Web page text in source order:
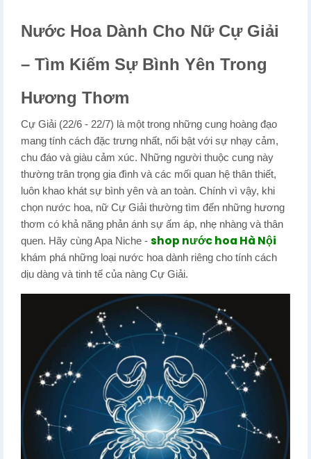
Nước Hoa Dành Cho Nữ Cự Giải
– Tìm Kiếm Sự Bình Yên Trong
Hương Thơm
Cự Giải (22/6 - 22/7) là một trong những cung hoàng đạo
mang tính cách đặc trưng nhất, nổi bật với sự nhạy cảm,
chu đáo và giàu cảm xúc. Những người thuộc cung này
thường trân trọng gia đình và các mối quan hệ thân thiết,
luôn khao khát sự bình yên và an toàn. Chính vì vậy, khi
chọn nước hoa, nữ Cự Giải thường tìm đến những hương
thơm có khả năng phản ánh sự ấm áp, nhẹ nhàng và thân
quen. Hãy cùng Apa Niche - shop nước hoa Hà Nội
khám phá những loại nước hoa dành riêng cho tính cách
dịu dàng và tinh tế của nàng Cự Giải.